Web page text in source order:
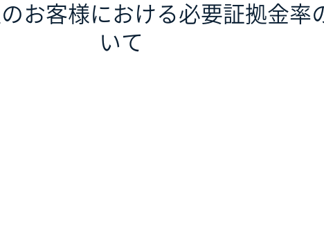
お客様における必要証拠金率
いて